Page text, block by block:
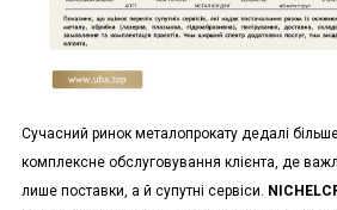
Сучасний ринок металопрокату дедалі
комплексне обслуговування клієнта, де
лише поставки, а й супутні сервіси.